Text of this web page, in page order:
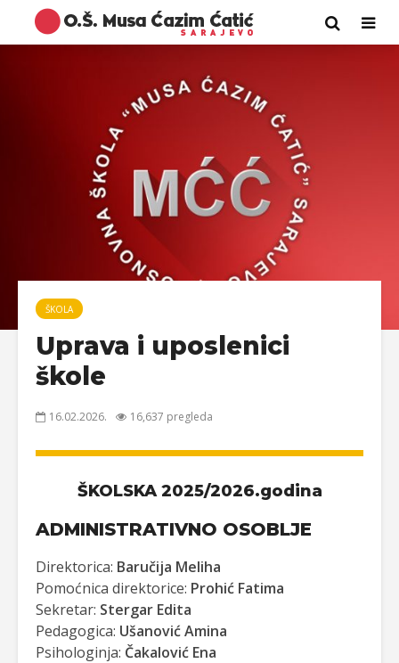
ŠKOLA
Uprava i uposlenici
škole
16.02.2026. 16,637 pregleda
ŠKOLSKA 2025/2026.godina
ADMINISTRATIVNO OSOBLJE
Direktorica: Baručija Meliha
Pomoćnica direktorice: Prohić Fatima
Sekretar: Stergar Edita
Pedagogica: Ušanović Amina
Psihologinja: Čakalović Ena